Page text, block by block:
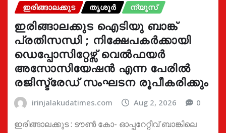
ഇരിങ്ങാലക്കുട തൃശൂർ ന്യൂസ്
ഇരിങ്ങാലക്കുട ഐടിയു ബാങ്ക്
പ്രതിസന്ധി ; നിക്ഷേപകർക്കായി
ഡെപ്പോസിറ്റേഴ്സ് വെൽഫയർ
അസോസിയേഷൻ എന്ന പേരിൽ
രജിസ്ട്രേഡ് സംഘടന രൂപീകരിക്കും
irinjalakudatimes.com Aug 2, 2026 0
ഇരിങ്ങാലക്കുട : ടൗൺ കോ- ഓപ്പറേറ്റീവ് ബാങ്കിലെ